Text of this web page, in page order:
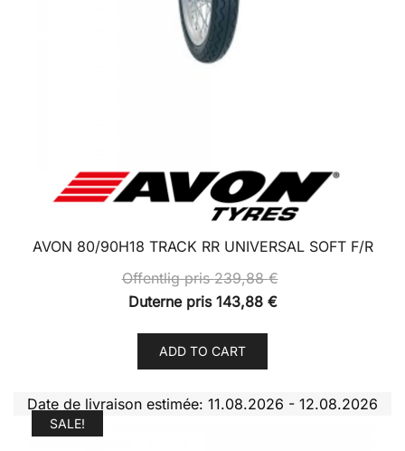
AVON 80/90H18 TRACK RR UNIVERSAL SOFT F/R
Offentlig pris239,88€
Duterne pris 143,88 €
ADD TO CART
Date de livraison estimée: 11.08.2026 - 12.08.2026
SALE!